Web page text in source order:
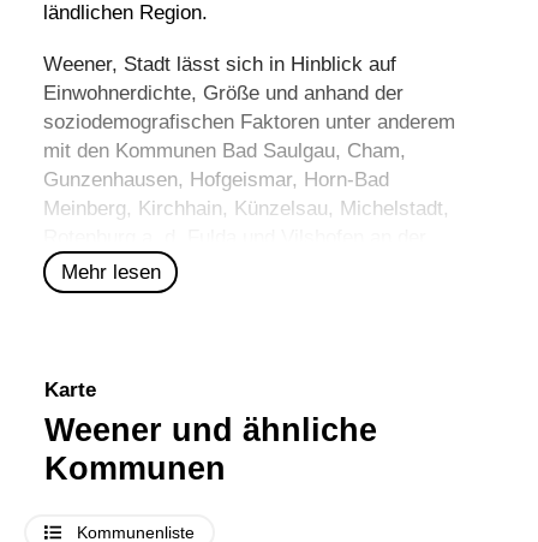
ländlichen Region.
Weener, Stadt lässt sich in Hinblick auf
Einwohnerdichte, Größe und anhand der
soziodemografischen Faktoren unter anderem
mit den Kommunen Bad Saulgau, Cham,
Gunzenhausen, Hofgeismar, Horn-Bad
Meinberg, Kirchhain, Künzelsau, Michelstadt,
Donauvergleichen.
Mehr lesen
Karte
Weener und ähnliche
Kommunen
Kommunenliste